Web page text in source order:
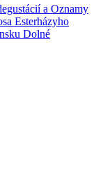
a Oznamy
Esterházyho
Dolné